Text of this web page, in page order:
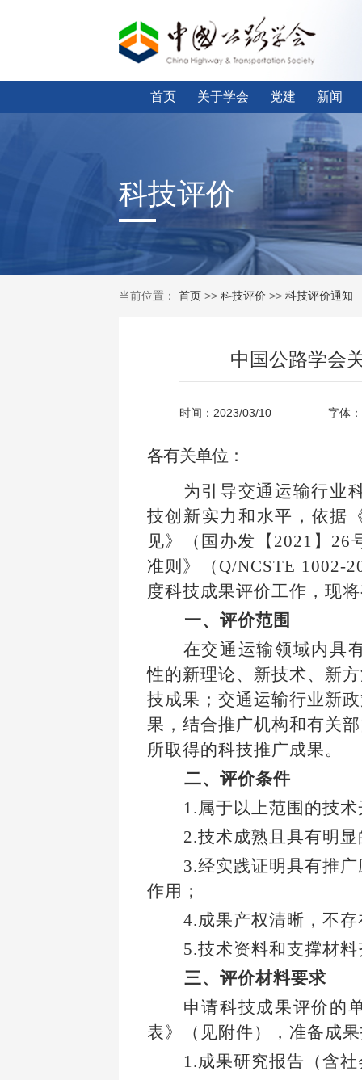
首页 关于学会 党建 新闻
科技评价
当前位置： 首页>> 科技评价 >> 科技评价通知
中国公路学会
时间：2023/03/10 字体
各有关单位：
为引导交通运输行业
技创新实力和水平，依据
见》（国办发【2021】
准则》（Q/NCSTE 1002-
度科技成果评价工作，现
一、评价范围
在交通运输领域内具
性的新理论、新技术、新
技成果；交通运输行业新
果，结合推广机构和有关
所取得的科技推广成果。
二、评价条件
1.属于以上范围的技
2.技术成熟且具有明
3.经实践证明具有推
作用；
4.成果产权清晰，不
5.技术资料和支撑材
三、评价材料要求
申请科技成果评价的
表》（见附件），准备成
1.成果研究报告（含